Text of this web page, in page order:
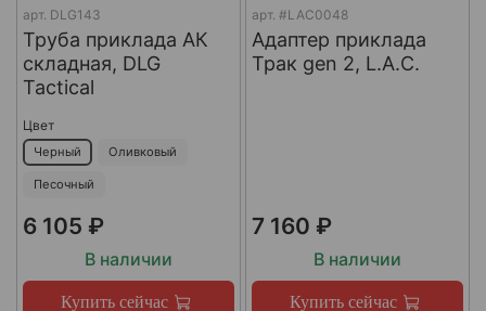
арт. DLG143
Труба приклада АК
складная, DLG
Tactical
Цвет
Черный Оливковый
Песочный
6 105 ₽
В наличии
Купить сейчас
арт. #LAC0048
Адаптер приклада
Трак gen 2, L.A.C.
7 160 ₽
В наличии
Купить сейчас